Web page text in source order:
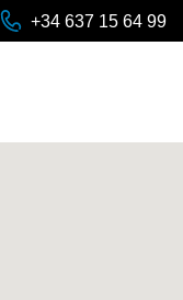
+34 637 15 64 99